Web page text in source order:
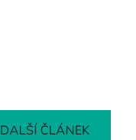
DALŠÍ ČLÁNEK